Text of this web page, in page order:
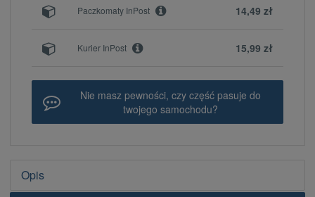
14,49 zł
Paczkomaty InPost
15,99 zł
Kurier InPost
Nie masz pewności, czy część pasuje do
twojego samochodu?
Opis